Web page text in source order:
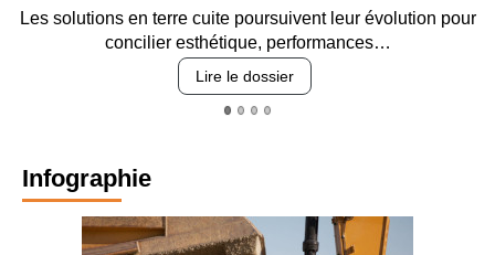
poursuivent leur évolution pour
performances…
Entre circulation,
Infographie